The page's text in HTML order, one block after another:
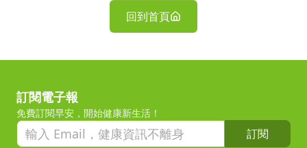
回到首頁
訂閱電子報
免費訂閱早安，開始健康新生活！
訂閱